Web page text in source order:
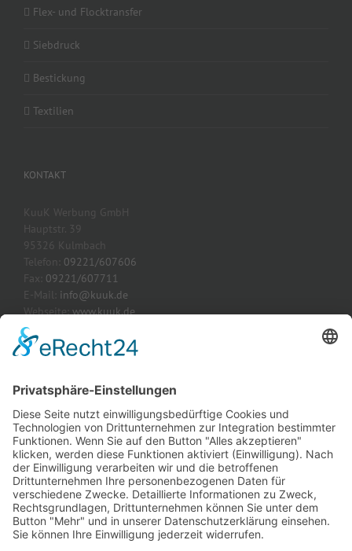
Flex- und Flocktransfer
Siebdruck
Bestickung
Textilien
KONTAKT
KuuK Werbung GmbH
Hauptstr. 39
95326 Kulmbach
Telefon: 09221/607606
Fax: 09221/607711
E-Mail: info@kuuk.de
Webseite:www.kuuk.de